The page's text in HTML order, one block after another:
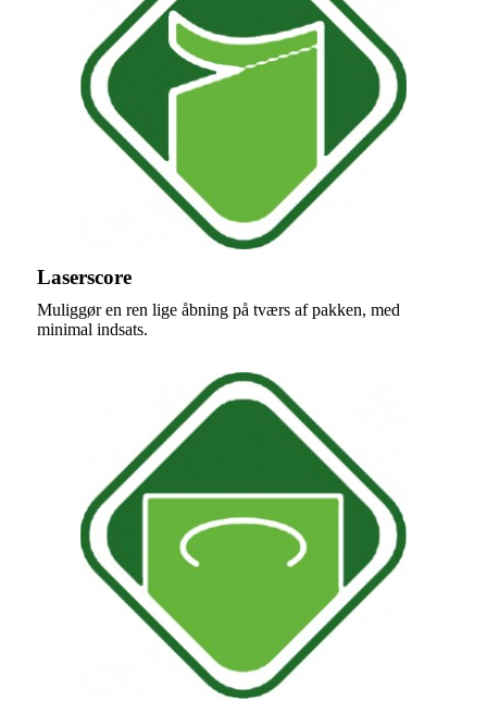
Laserscore
Muliggør en ren lige åbning på tværs af pakken, med
minimal indsats.